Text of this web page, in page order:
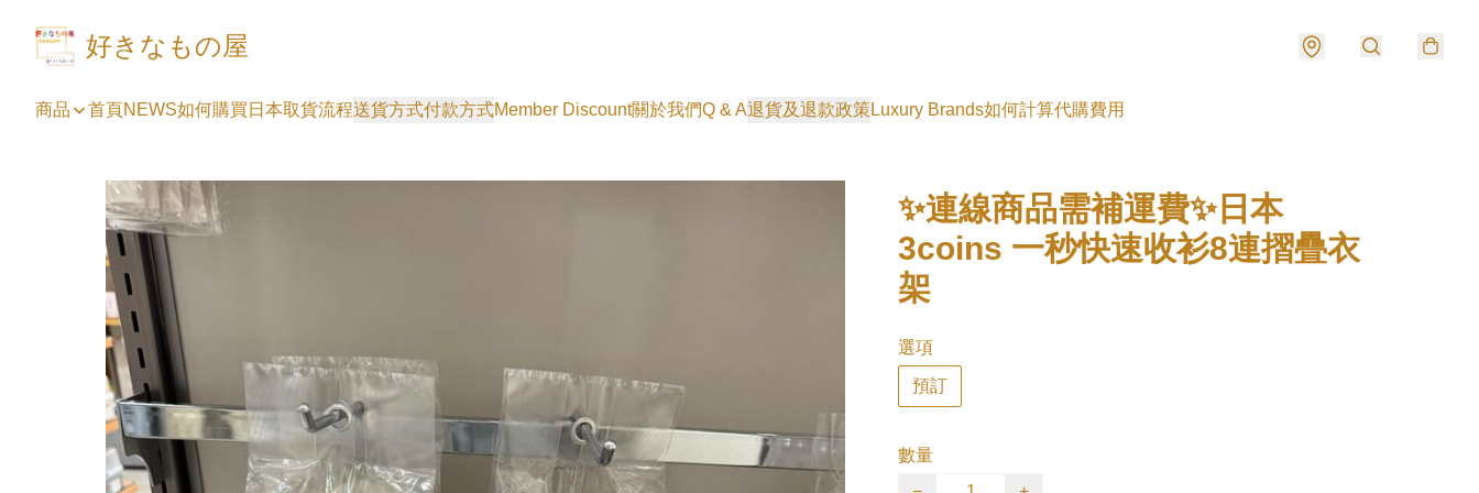
好きなもの屋
商品 首頁NEWS如何購買 日本取貨流程送貨方式付款方式Member Discount關於我們Q & A退貨及退款政策Luxury Brands如何計算代購費用
✨連線商品需補運費✨日本
3coins 一秒快速收衫8連摺疊衣
架
選項
預訂
數量